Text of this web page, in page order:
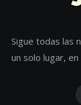
Sigue todas las
un solo lugar,